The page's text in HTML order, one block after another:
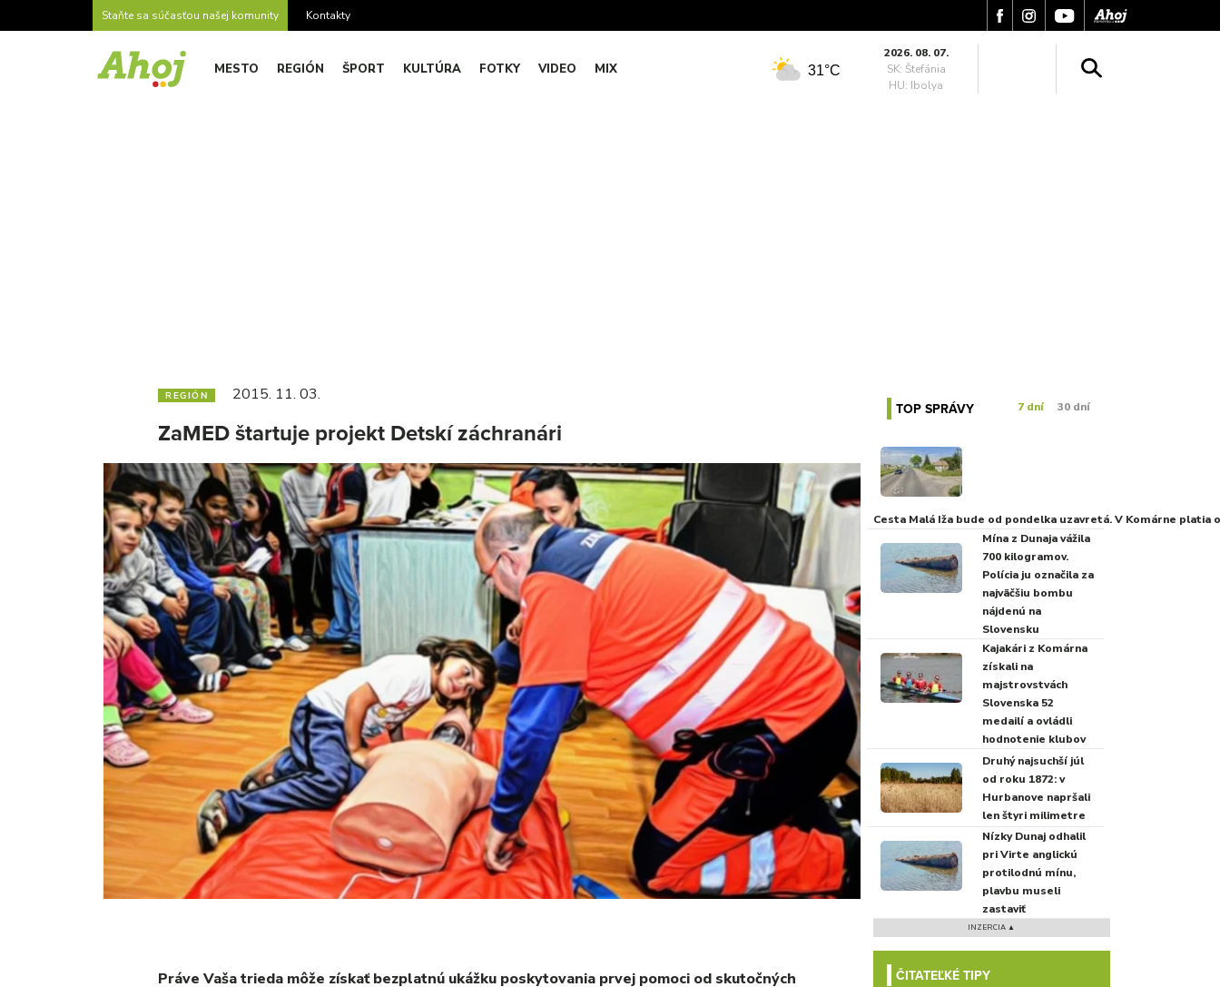
Staňte sa súčasťou našej komunity Kontakty
MESTO REGIÓN ŠPORT KULTÚRA FOTKY VIDEO MIX 31°C
2026. 08. 07.
SK: Štefánia
HU: Ibolya
REGIÓN 2015. 11. 03.
ZaMED štartuje projekt Detskí záchranári
Práve Vaša trieda môže získať bezplatnú ukážku poskytovania prvej pomoci od skutočných
TOP SPRÁVY 7 dní 30 dní
Cesta Malá Iža bude od pondelka uzavretá. V Komárne platia
Mína z Dunaja vážila
700 kilogramov.
Polícia ju označila za
najväčšiu bombu
nájdenú na
Slovensku
Kajakári z Komárna
získali na
majstrovstvách
Slovenska 52
medailí a ovládli
hodnotenie klubov
Druhý najsuchší júl
od roku 1872: v
Hurbanove napršali
len štyri milimetre
Nízky Dunaj odhalil
pri Virte anglickú
protilodnú mínu,
plavbu museli
zastaviť
INZERCIA ▲
ČITATEĽKÉ TIPY